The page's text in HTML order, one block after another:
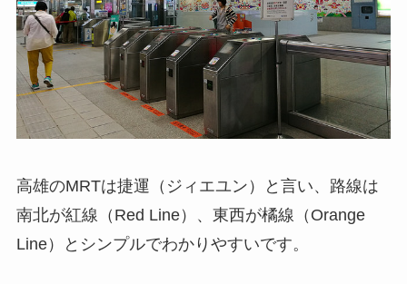
高雄のMRTは捷運（ジィエユン）と言い、路線は
南北が紅線（Red Line）、東西が橘線（Orange
Line）とシンプルでわかりやすいです。